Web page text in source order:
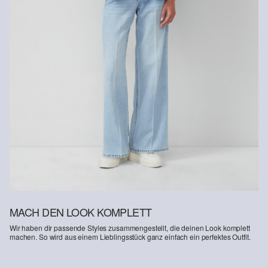
Gastkunden können ihre Artikel innerhalb von 14 Tagen nach
Erhalt der Ware an uns zurückschicken. Fashion Card und VIP
Kunden haben nach Erhalt der Ware 30 Tage Zeit, um ihre Artikel
Weitere Informationen sind unserer „
online anmelden.
MACH DEN LOOK KOMPLETT
Wir haben dir passende Styles zusammengestellt, die deinen Look komplett
machen. So wird aus einem Lieblingsstück ganz einfach ein perfektes Outfit.